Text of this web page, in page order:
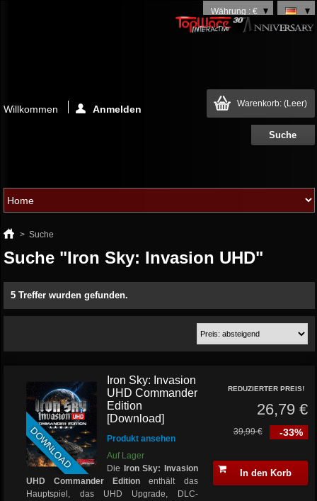
Währung : €
Warenkorb: (Leer)
Willkommen Anmelden
> Suche
Suche "Iron Sky: Invasion UHD"
5 Treffer wurden gefunden.
DOWNLOAD
Iron Sky: Invasion
UHD Commander
Edition
[Download]
Produkt ansehen
Auf Lager
Die
Iron Sky: Invasion
UHD Commander Edition enthält das
Hauptspiel, das UHD Upgrade, DLC-
REDUZIERTER PREIS!
26,79 €
-33%
39,99 €
In den Korb